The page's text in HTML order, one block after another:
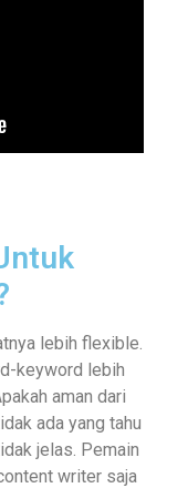
lebih flexible.
keyword lebih
aman dari
ada yang tahu
jelas. Pemain
writer saja